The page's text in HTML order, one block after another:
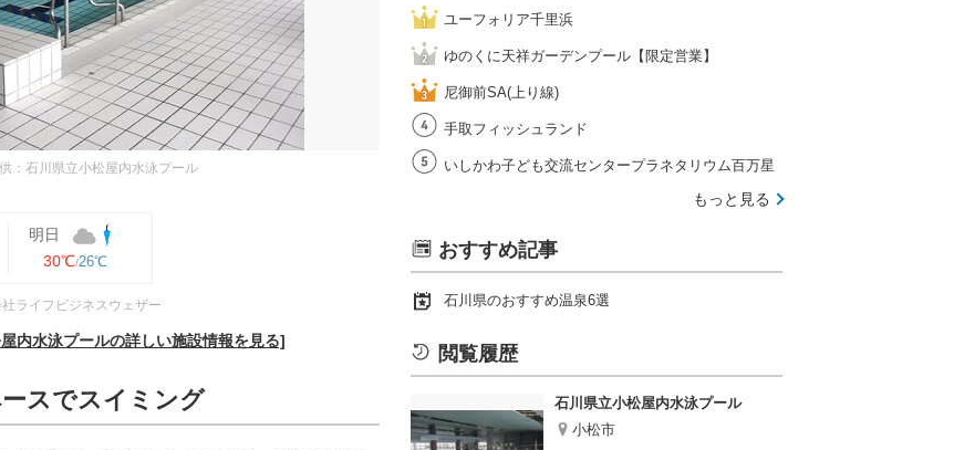
：石川県立小松屋内水泳プール
明日
30℃ 26℃
ライフビジネスウェザー
内水泳プールの詳しい施設情報を見る]
スでスイミング
ユーフォリア千里浜
ゆのくに天祥ガーデンプール【限定営業】
尼御前SA(上り線)
手取フィッシュランド
いしかわ子ども交流センタープラネタリウム百万星
もっと見る
おすすめ記事
石川県のおすすめ温泉6選
閲覧履歴
石川県立小松屋内水泳プール
小松市